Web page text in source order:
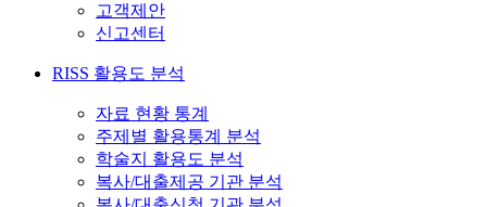
고객제안
신고센터
RISS 활용도 분석
자료 현황 통계
주제별 활용통계 분석
학술지 활용도 분석
복사/대출제공 기관 분석